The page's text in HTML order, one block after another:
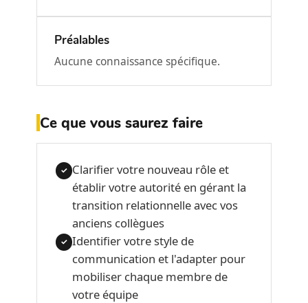
Préalables
Aucune connaissance spécifique.
Ce que vous saurez faire
✓ Clarifier votre nouveau rôle et
établir votre autorité en gérant la
transition relationnelle avec vos
anciens collègues
✓ Identifier votre style de
communication et l'adapter pour
mobiliser chaque membre de
votre équipe